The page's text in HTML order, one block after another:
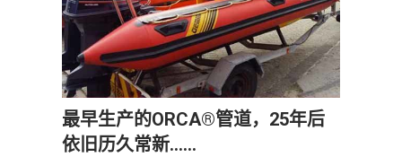
最早生产的ORCA®管道，25年后
依旧历久常新……